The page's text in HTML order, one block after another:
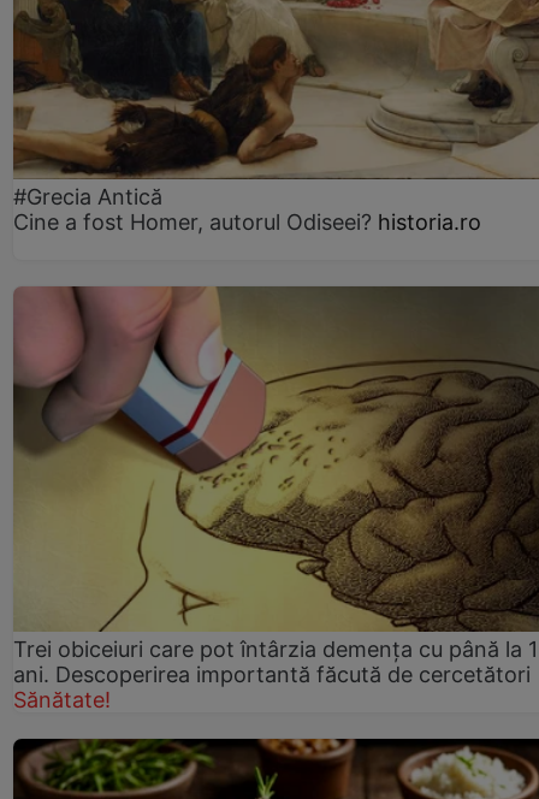
#Grecia Antică
Cine a fost Homer, autorul Odiseei? historia.ro
Trei obiceiuri care pot întârzia demența cu până la
ani. Descoperirea importantă făcută de cercetători
Sănătate!